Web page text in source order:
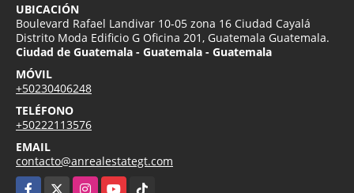
UBICACIÓN
Boulevard Rafael Landivar 10-05 zona 16 Ciudad Cayalá
Distrito Moda Edificio G Oficina 201, Guatemala Guatemala.
Ciudad de Guatemala - Guatemala - Guatemala
MÓVIL
+50230406248
TELÉFONO
+50222113576
EMAIL
contacto@anrealestategt.com
Facebook
InstagramYouTubeTikTok